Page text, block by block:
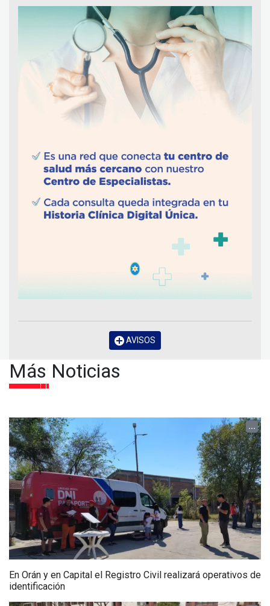
AVISOS
Más Noticias
...
En Orán y en Capital el Registro Civil realizará operativos de
identificación